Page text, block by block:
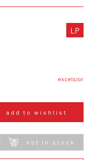
LP
excelsior
add to wishlist
not in stock